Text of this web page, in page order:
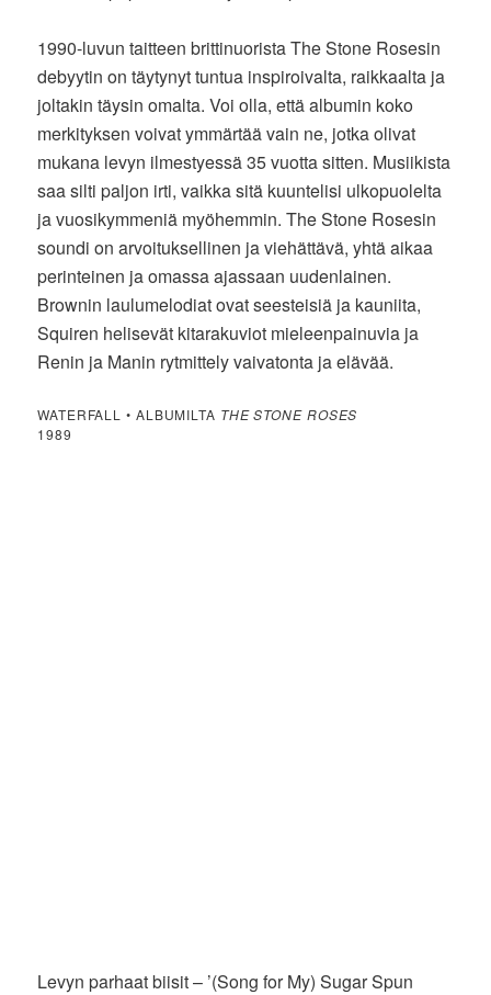
1990-luvun taitteen brittinuorista The Stone Rosesin
debyytin on täytynyt tuntua inspiroivalta, raikkaalta ja
joltakin täysin omalta. Voi olla, että albumin koko
merkityksen voivat ymmärtää vain ne, jotka olivat
mukana levyn ilmestyessä 35 vuotta sitten. Musiikista
saa silti paljon irti, vaikka sitä kuuntelisi ulkopuolelta
ja vuosikymmeniä myöhemmin. The Stone Rosesin
soundi on arvoituksellinen ja viehättävä, yhtä aikaa
perinteinen ja omassa ajassaan uudenlainen.
Brownin laulumelodiat ovat seesteisiä ja kauniita,
Squiren helisevät kitarakuviot mieleenpainuvia ja
Renin ja Manin rytmittely vaivatonta ja elävää.
WATERFALL • ALBUMILTA THE STONE ROSES
1989
Levyn parhaat biisit – ’(Song for My) Sugar Spun